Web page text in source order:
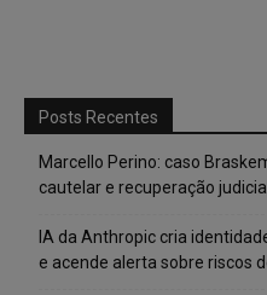
Posts Recentes
Marcello Perino: caso
cautelar e recuperação
IA da Anthropic cria
e acende alerta sobre riscos